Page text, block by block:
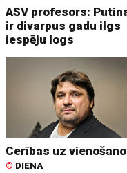
ASV profesors:
ir divarpus gadu ilgs
iespēju logs
Cerības uz
© DIENA